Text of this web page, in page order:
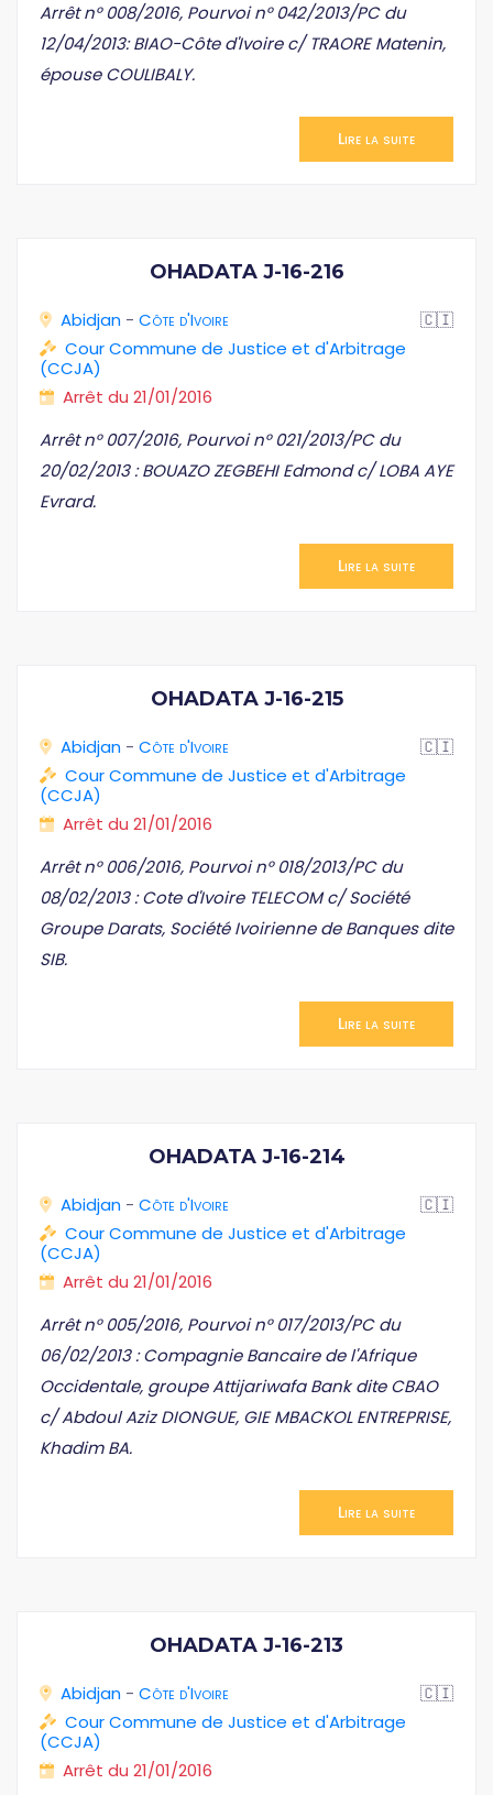
Arrêt n° 008/2016, Pourvoi n° 042/2013/PC du
12/04/2013: BIAO-Côte d'Ivoire c/ TRAORE Matenin,
épouse COULIBALY.
Lire la suite
OHADATA J-16-216
Abidjan - Côte d'Ivoire
🇨🇮
Cour Commune de Justice et d'Arbitrage
(CCJA)
Arrêt du 21/01/2016
Arrêt n° 007/2016, Pourvoi n° 021/2013/PC du
20/02/2013 : BOUAZO ZEGBEHI Edmond c/ LOBA AYE
Evrard.
Lire la suite
OHADATA J-16-215
Abidjan - Côte d'Ivoire
🇨🇮
Cour Commune de Justice et d'Arbitrage
(CCJA)
Arrêt du 21/01/2016
Arrêt n° 006/2016, Pourvoi n° 018/2013/PC du
08/02/2013 : Cote d'Ivoire TELECOM c/ Société
Groupe Darats, Société Ivoirienne de Banques dite
SIB.
Lire la suite
OHADATA J-16-214
Abidjan - Côte d'Ivoire
🇨🇮
Cour Commune de Justice et d'Arbitrage
(CCJA)
Arrêt du 21/01/2016
Arrêt n° 005/2016, Pourvoi n° 017/2013/PC du
06/02/2013 : Compagnie Bancaire de l'Afrique
Occidentale, groupe Attijariwafa Bank dite CBAO
c/ Abdoul Aziz DIONGUE, GIE MBACKOL ENTREPRISE,
Khadim BA.
Lire la suite
OHADATA J-16-213
Abidjan - Côte d'Ivoire
🇨🇮
Cour Commune de Justice et d'Arbitrage
(CCJA)
Arrêt du 21/01/2016